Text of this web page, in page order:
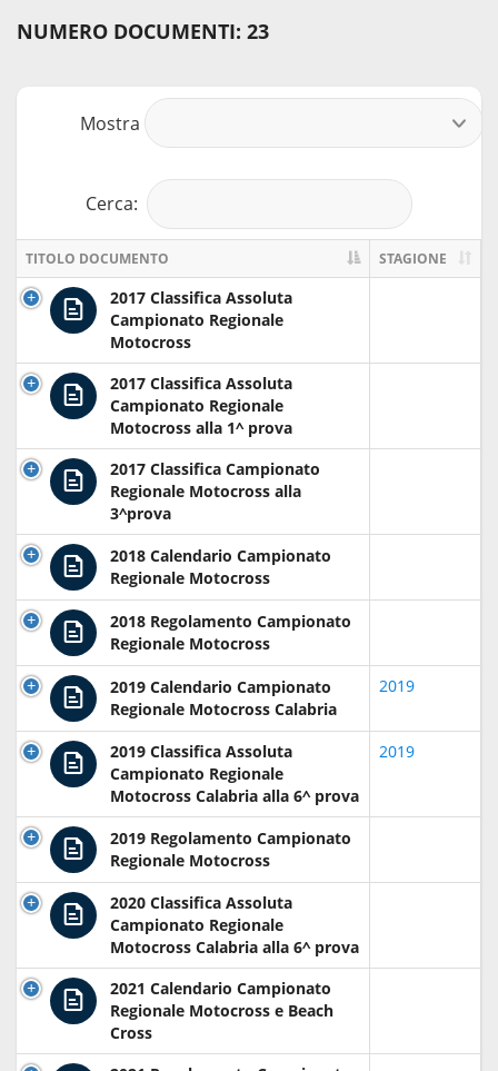
NUMERO DOCUMENTI: 23
Mostra
Cerca:
TITOLO DOCUMENTO STAGIONE
2017 Classifica Assoluta
Campionato Regionale
Motocross
2017 Classifica Assoluta
Campionato Regionale
Motocross alla 1^ prova
2017 Classifica Campionato
Regionale Motocross alla
3^prova
2018 Calendario Campionato
Regionale Motocross
2018 Regolamento Campionato
Regionale Motocross
2019 Calendario Campionato
Regionale Motocross Calabria
2019
2019 Classifica Assoluta
Campionato Regionale
Motocross Calabria alla 6^ prova
2019
2019 Regolamento Campionato
Regionale Motocross
2020 Classifica Assoluta
Campionato Regionale
Motocross Calabria alla 6^ prova
2021 Calendario Campionato
Regionale Motocross e Beach
Cross